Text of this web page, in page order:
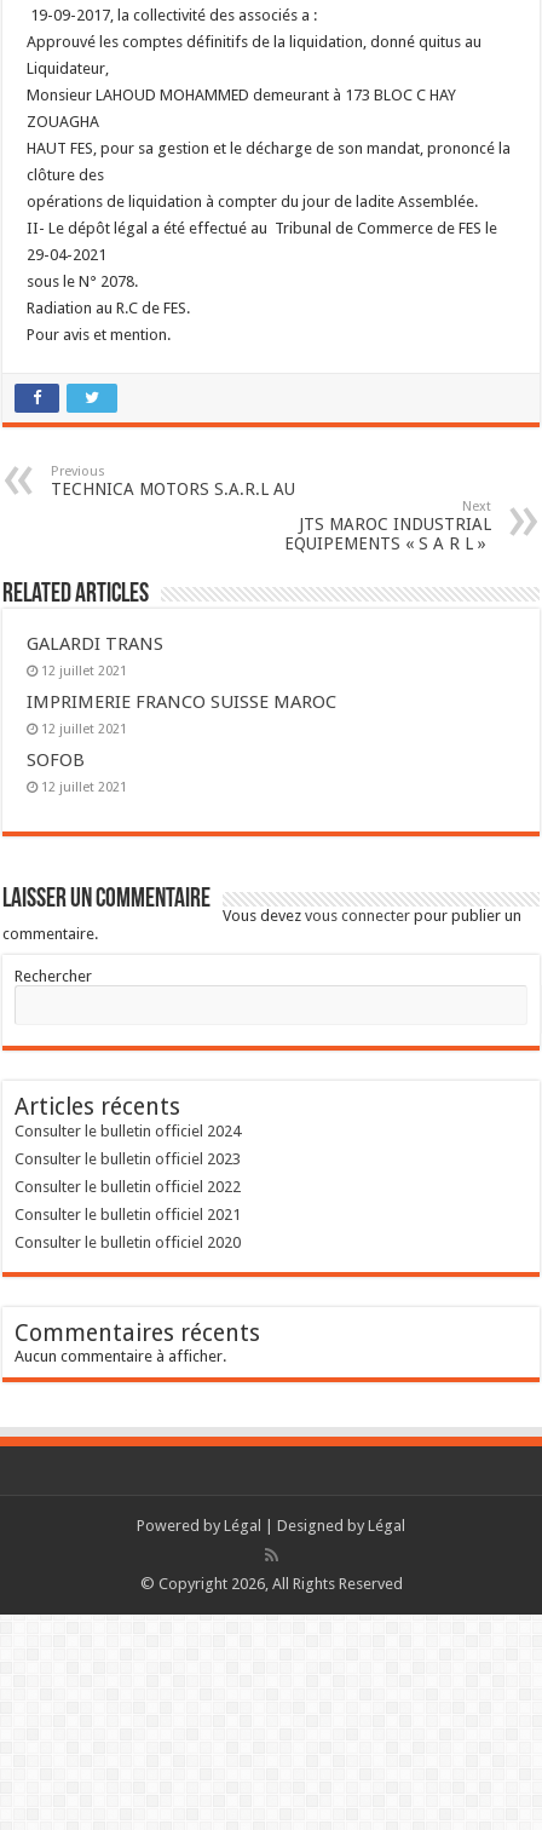
19-09-2017, la collectivité des associés a :
Approuvé les comptes définitifs de la liquidation, donné quitus au
Liquidateur,
Monsieur LAHOUD MOHAMMED demeurant à 173 BLOC C HAY
ZOUAGHA
HAUT FES, pour sa gestion et le décharge de son mandat, prononcé la
clôture des
opérations de liquidation à compter du jour de ladite Assemblée.
II- Le dépôt légal a été effectué au Tribunal de Commerce de FES le
29-04-2021
sous le N° 2078.
Radiation au R.C de FES.
Pour avis et mention.
Previous
TECHNICA MOTORS S.A.R.L AU
Next
JTS MAROC INDUSTRIAL
EQUIPEMENTS « S A R L »
Related Articles
GALARDI TRANS
12 juillet 2021
IMPRIMERIE FRANCO SUISSE MAROC
12 juillet 2021
SOFOB
12 juillet 2021
Laisser un commentaire
Vous devezvous connecter pour publier un
commentaire.
Rechercher
Articles récents
Consulter le bulletin officiel 2024
Consulter le bulletin officiel 2023
Consulter le bulletin officiel 2022
Consulter le bulletin officiel 2021
Consulter le bulletin officiel 2020
Commentaires récents
Aucun commentaire à afficher.
Powered by Légal | Designed by Légal
© Copyright 2026, All Rights Reserved